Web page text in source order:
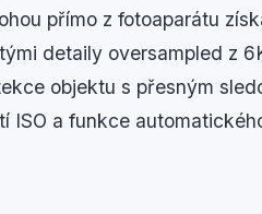
přímo z fotoaparátu
detaily oversampled z
objektu s přesným
ISO a funkce